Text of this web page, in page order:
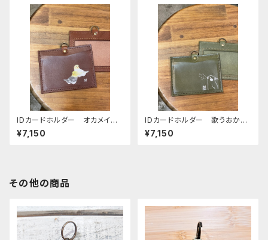
IDカードホルダー オカメイン
コ ブラウン Brown （ストラ
ップなし） ルチノー ノーマ
¥7,150
IDカードホルダー 歌うおかめ
ちゃん Green グリーン
（ストラップなし） オカメイン
¥7,150
その他の商品